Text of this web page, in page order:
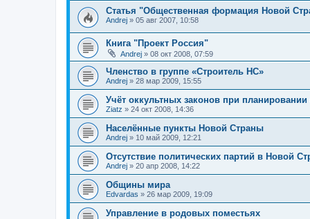
Статья "Общественная формация Новой
Andrej » 05 авг 2007, 10:58
Книга "Проект Россия"
Andrej » 08 окт 2008, 07:59
Членство в группе «Строитель НС»
Andrej » 28 мар 2009, 15:55
Учёт оккультных законов при
Ziatz » 24 окт 2008, 14:36
Населённые пункты Новой Страны
Andrej » 10 май 2009, 12:21
Отсутствие политических партий в Новой
Andrej » 20 апр 2008, 14:22
Общины мира
Edvardas » 26 мар 2009, 19:09
Управление в родовых поместьях